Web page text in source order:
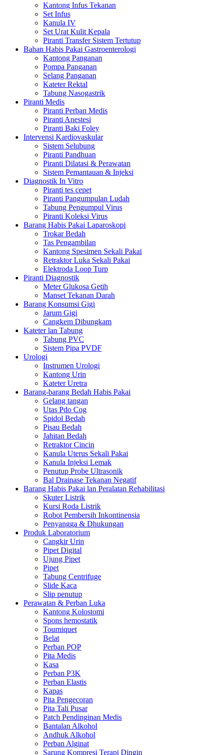
Kantong Infus Tekanan
Set Infus
Kanula IV
Set Urat Kulit Kepala
Piranti Transfer Sistem Tertutup
Bahan Habis Pakai Gastroenterologi
Kantong Panganan
Pompa Panganan
Selang Panganan
Kateter Rektal
Tabung Nasogastrik
Piranti Medis
Piranti Perban Medis
Piranti Anestesi
Piranti Baki Foley
Intervensi Kardiovaskular
Sistem Selubung
Piranti Pandhuan
Piranti Dilatasi & Perawatan
Sistem Pemantauan & Injeksi
Diagnostik In Vitro
Piranti tes cepet
Piranti Pangumpulan Ludah
Tabung Pengumpul Virus
Piranti Koleksi Virus
Barang Habis Pakai Laparoskopi
Trokar Bedah
Tas Pengambilan
Kantong Spesimen Sekali Pakai
Retraktor Luka Sekali Pakai
Elektroda Loop Turp
Piranti Diagnostik
Meter Glukosa Getih
Manset Tekanan Darah
Barang Konsumsi Gigi
Jarum Gigi
Cangkem Dibungkam
Kateter lan Tabung
Tabung PVC
Sistem Pipa PVDF
Urologi
Instrumen Urologi
Kantong Urin
Kateter Uretra
Barang-barang Bedah Habis Pakai
Gelang tangan
Utas Pdo Cog
Spidol Bedah
Pisau Bedah
Jahitan Bedah
Retraktor Cincin
Kanula Uterus Sekali Pakai
Kanula Injeksi Lemak
Penutup Probe Ultrasonik
Bal Drainase Tekanan Negatif
Barang Habis Pakai lan Peralatan Rehabilitasi
Skuter Listrik
Kursi Roda Listrik
Robot Pembersih Inkontinensia
Penyangga & Dhukungan
Produk Laboratorium
Cangkir Urin
Pipet Digital
Ujung Pipet
Pipet
Tabung Centrifuge
Slide Kaca
Slip penutup
Perawatan & Perban Luka
Kantong Kolostomi
Spons hemostatik
Tourniquet
Belat
Perban POP
Pita Medis
Kasa
Perban P3K
Perban Elastis
Kapas
Pita Pengecoran
Pita Tali Pusar
Patch Pendinginan Medis
Bantalan Alkohol
Andhuk Alkohol
Perban Alginat
Sarung Kompresi Terapi Dingin